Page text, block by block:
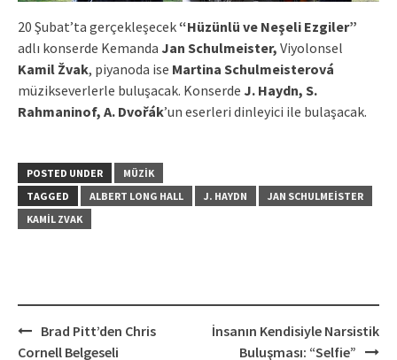
20 Şubat’ta gerçekleşecek “Hüzünlü ve Neşeli Ezgiler”
adlı konserde Kemanda Jan Schulmeister, Viyolonsel
Kamil Žvak, piyanoda ise Martina Schulmeisterová
müzikseverlerle buluşacak. Konserde J. Haydn, S.
Rahmaninof, A. Dvořák’un eserleri dinleyici ile bulaşacak.
POSTED UNDER
MÜZIK
TAGGED
ALBERT LONG HALL J. HAYDN
JAN SCHULMEISTER
KAMIL ZVAK
Post
navigation
Brad Pitt’den Chris
Cornell Belgeseli
İnsanın Kendisiyle Narsistik
Buluşması: “Selfie”